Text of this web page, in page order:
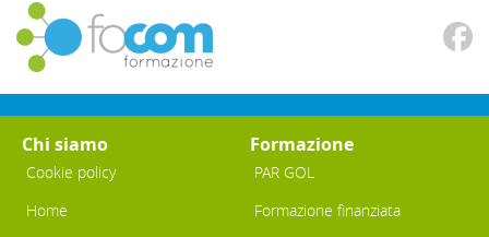
Chi siamo
Cookie policy
Home
Formazione
PAR GOL
Formazione finanziata